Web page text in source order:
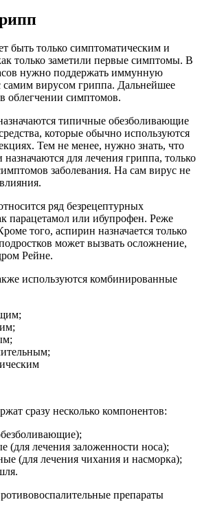
быть только симптоматическим и
только заметили первые симптомы. В
нужно поддержать иммунную
самим вирусом гриппа. Дальнейшее
облегчении симптомов.
типичные обезболивающие
которые обычно используются
Тем не менее, нужно знать, что
назначаются для лечения гриппа, только
заболевания. На сам вирус не
ряд безрецептурных
парацетамол или ибупрофен. Реже
того, аспирин назначается только
может вызвать осложнение,
Рейне.
используются комбинированные
сразу несколько компонентов:
(для лечения заложенности носа);
(для лечения чихания и насморка);
препараты